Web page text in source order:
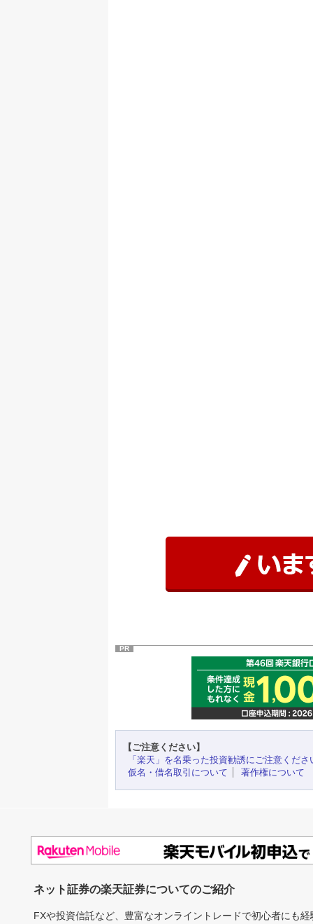
PR
【ご注意ください】
「楽天」を名乗った投資勧誘にご注意くださ
仮名・借名取引について
著作権について
ネット証券の楽天証券についてのご紹介
FXや投資信託など、豊富なオンライントレードで初心者にも